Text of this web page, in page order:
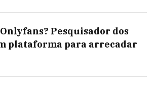
Pesquisador dos
plataforma para arrecadar